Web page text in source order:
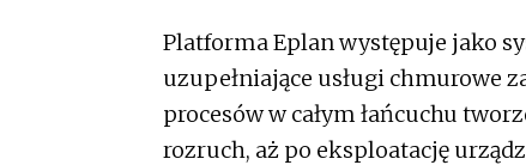
Platforma Eplan występuje jako
uzupełniające usługi chmurowe
procesów w całym łańcuchu
rozruch, aż po eksploatację